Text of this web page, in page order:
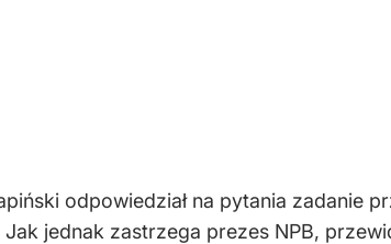
odpowiedział na pytania zadanie
Jak jednak zastrzega prezes NPB,